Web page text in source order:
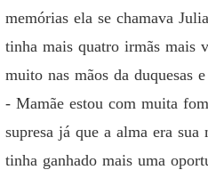
memórias ela se chamava
tinha mais quatro irmãs mais
muito nas mãos da duquesas
- Mamãe estou com muita
supresa já que a alma era
tinha ganhado mais uma